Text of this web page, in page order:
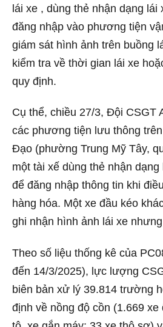
lái xe , dùng thẻ nhận dạng lái
đăng nhập vào phương tiện
giám sát hình ảnh trên buồng
kiểm tra về thời gian lái xe
quy định.
Cụ thể, chiều 27/3, Đội CSGT
các phương tiện lưu thông
Đạo (phường Trung Mỹ Tây,
một tài xế dùng thẻ nhận
để đăng nhập thông tin khi
hàng hóa. Một xe đầu kéo
ghi nhận hình ảnh lái xe
Theo số liệu thống kê của
đến 14/3/2025), lực lượng
biên bản xử lý 39.814 trường
định về nồng độ cồn (1.669 xe